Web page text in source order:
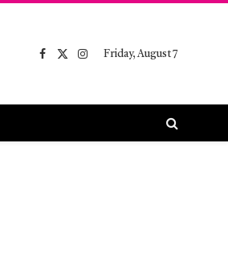
Facebook
X
Instagram
Friday, August 7